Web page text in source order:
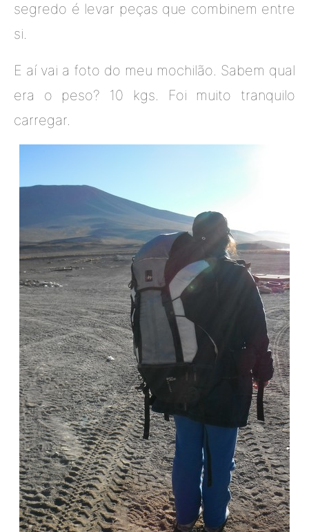
segredo é levar peças que combinem entre
si.
E aí vai a foto do meu mochilão. Sabem qual
era o peso? 10 kgs. Foi muito tranquilo
carregar.